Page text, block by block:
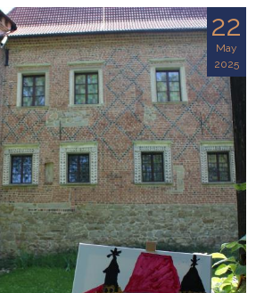
22
May
2025